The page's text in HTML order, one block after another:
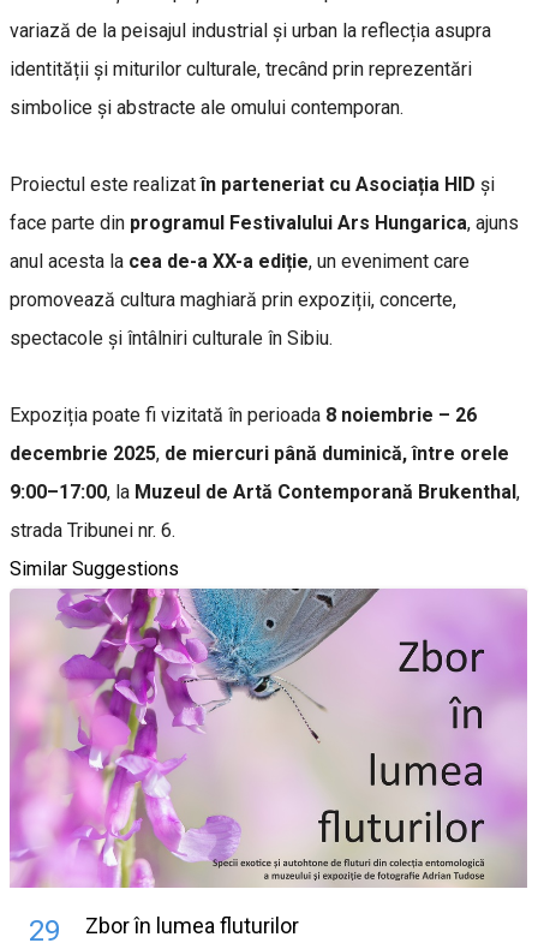
variază de la peisajul industrial și urban la reflecția asupra
identității și miturilor culturale, trecând prin reprezentări
simbolice și abstracte ale omului contemporan.
Proiectul este realizatîn parteneriat cu Asociația HID și
face parte din programul Festivalului Ars Hungarica, ajuns
anul acesta la cea de-a XX-a ediție, un eveniment care
promovează cultura maghiară prin expoziții, concerte,
spectacole și întâlniri culturale în Sibiu.
Expoziția poate fi vizitată în perioada 8 noiembrie – 26
decembrie 2025, de miercuri până duminică, între orele
9:00–17:00, la Muzeul de Artă Contemporană Brukenthal,
strada Tribunei nr. 6.
Similar Suggestions
29 Zbor în lumea fluturilor